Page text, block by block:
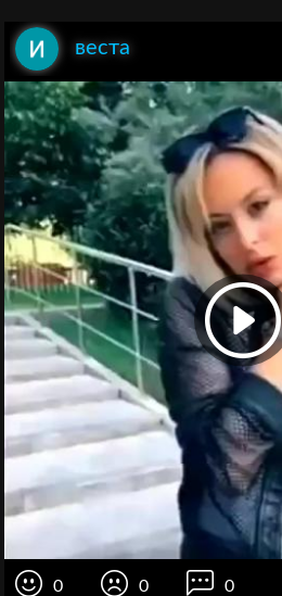
веста
0 0 0